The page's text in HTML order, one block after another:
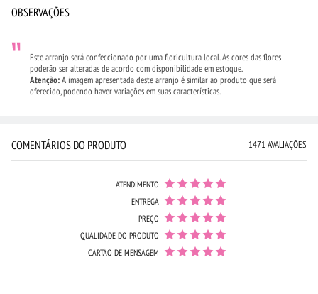
OBSERVAÇÕES
Este arranjo será confeccionado por uma floricultura local. As cores das flores
poderão ser alteradas de acordo com disponibilidade em estoque.
Atenção:A imagem apresentada deste arranjo é similar ao produto que será
oferecido, podendo haver variações em suas características.
COMENTÁRIOS DO PRODUTO 1471 AVALIAÇÕES
ATENDIMENTO
ENTREGA
PREÇO
QUALIDADE DO PRODUTO
CARTÃO DE MENSAGEM